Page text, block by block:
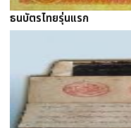
ธนบัตรไทยรุ่นแรก